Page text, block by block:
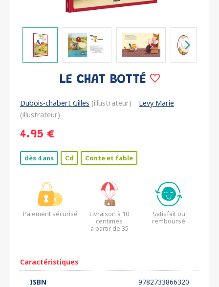
LE CHAT BOTTÉ
Dubois-chabert Gilles (illustrateur)
Levy Marie
(illustrateur)
4.95 €
dès 4 ans Cd Conte et fable
Paiement sécurisé
Livraison à 10
centimes
à partir de 35
Satisfait ou
remboursé
Caractéristiques
ISBN
9782733866320